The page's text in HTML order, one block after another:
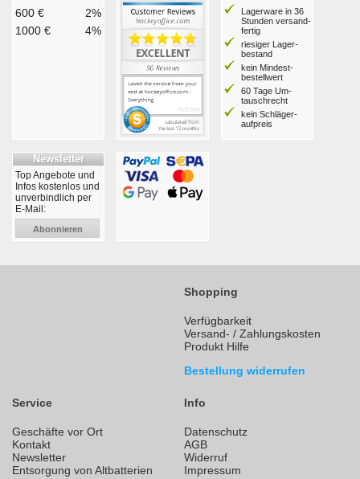
600 €
2%
1000 €
4%
Lagerware in 36
Stunden ver­sand­
fertig
riesiger Lager­
bestand
kein Mindest­
bestell­wert
60 Tage Um­
tausch­recht
kein Schläger­
aufpreis
Newsletter
Top Angebote und
Infos kostenlos und
unverbindlich per
E-Mail:
Abonnieren
Shopping
Verfügbarkeit
Versand- / Zahlungskosten
Produkt Hilfe
Bestellung widerrufen
Service
Geschäfte vor Ort
Kontakt
Newsletter
Entsorgung von Altbatterien
Info
Datenschutz
AGB
Widerruf
Impressum